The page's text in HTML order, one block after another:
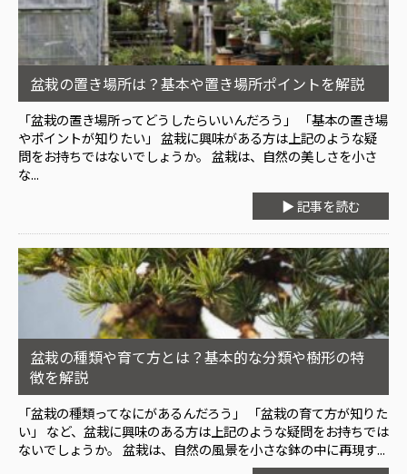
盆栽の置き場所は？基本や置き場所ポイントを解説
「盆栽の置き場所ってどうしたらいいんだろう」 「基本の置き場
やポイントが知りたい」 盆栽に興味がある方は上記のような疑
問をお持ちではないでしょうか。 盆栽は、自然の美しさを小さ
な...
▶ 記事を読む
盆栽の種類や育て方とは？基本的な分類や樹形の特
徴を解説
「盆栽の種類ってなにがあるんだろう」 「盆栽の育て方が知りた
い」 など、盆栽に興味のある方は上記のような疑問をお持ちでは
ないでしょうか。 盆栽は、自然の風景を小さな鉢の中に再現す...